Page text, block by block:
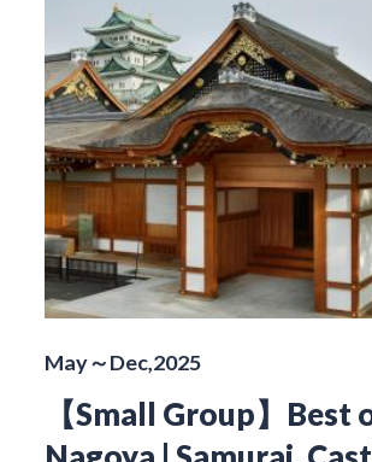
May～Dec,2025
【Small Group】Best